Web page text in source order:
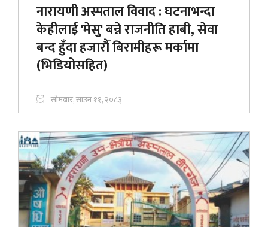
नारायणी अस्पताल विवाद : घटनाभन्दा
केहीलाई 'मेसु' बन्ने राजनीति हाबी, सेवा
बन्द हुँदा हजाराैँ बिरामीहरू मर्कामा
(भिडियोसहित)
सोमबार, साउन ११, २०८३